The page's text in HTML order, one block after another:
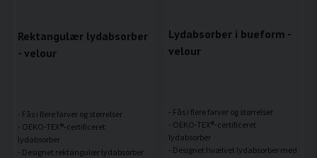
Rektangulær lydabsorber
- velour
- Fås i flere farver og størrelser
- OEKO-TEX®-certificeret
lydabsorber
- Designet rektangulær lydabsorber
Lydabsorber i bueform -
velour
- Fås i flere farver og størrelser
- OEKO-TEX®-certificeret
lydabsorber
- Designet hvælvet lydabsorber med